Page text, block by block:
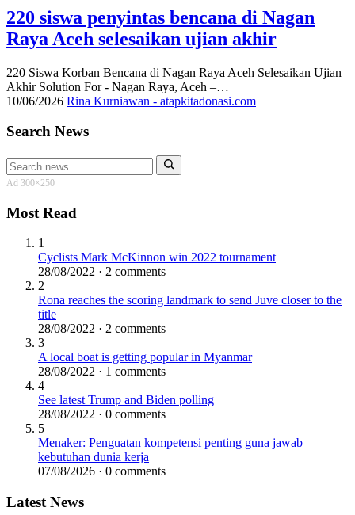
220 siswa penyintas bencana di Nagan
Raya Aceh selesaikan ujian akhir
220 Siswa Korban Bencana di Nagan Raya Aceh Selesaikan Ujian
Akhir Solution For - Nagan Raya, Aceh –…
10/06/2026 Rina Kurniawan - atapkitadonasi.com
Search News
Search
for:
Ad 300×250
Most Read
1
Cyclists Mark McKinnon win 2022 tournament
28/08/2022 · 2 comments
2
Rona reaches the scoring landmark to send Juve closer to the
title
28/08/2022 · 2 comments
3
A local boat is getting popular in Myanmar
28/08/2022 · 1 comments
4
See latest Trump and Biden polling
28/08/2022 · 0 comments
5
Menaker: Penguatan kompetensi penting guna jawab
kebutuhan dunia kerja
07/08/2026 · 0 comments
Latest News